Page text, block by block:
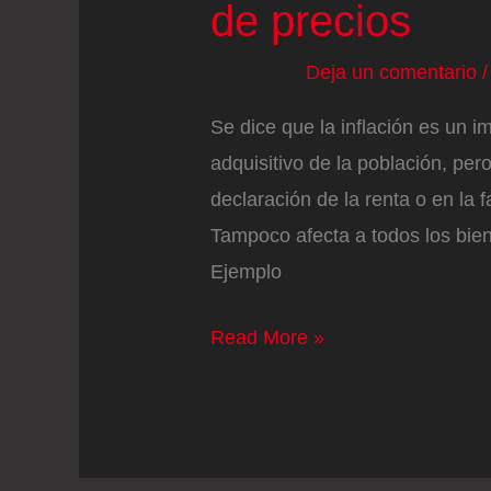
de precios
Deja un comentario /
Se dice que la inflación es un
adquisitivo de la población,
declaración de la renta o en la
Tampoco afecta a todos los
Ejemplo
‘Baratoflación’:
Read More »